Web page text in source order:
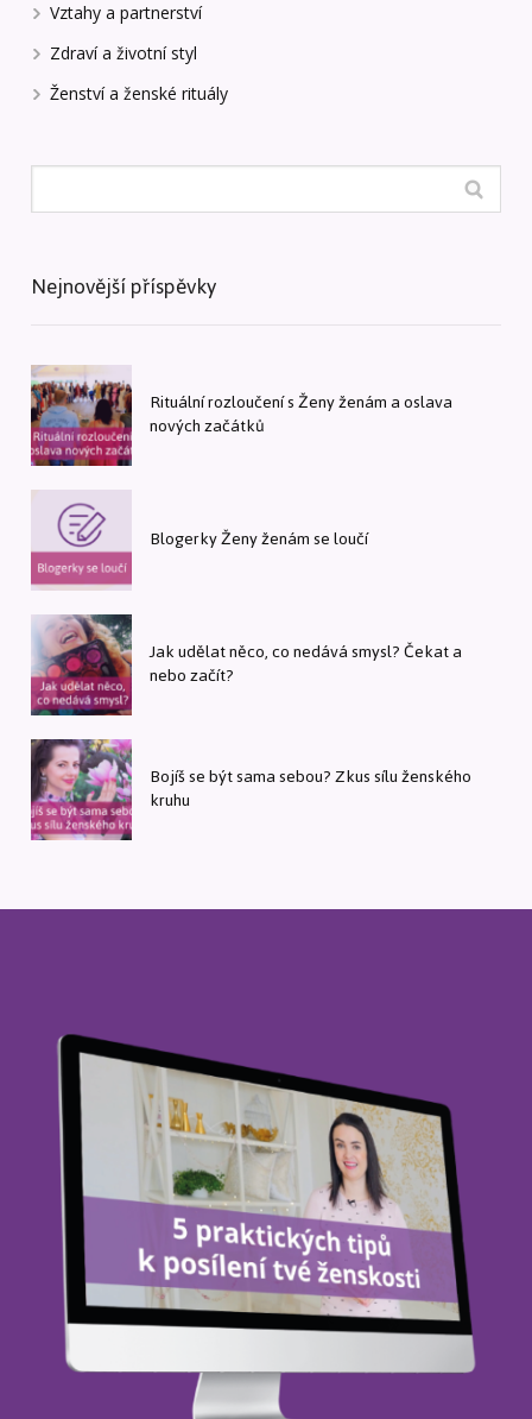
Vztahy a partnerství
Zdraví a životní styl
Ženství a ženské rituály
Nejnovější příspěvky
Rituální rozloučení s Ženy ženám a oslava
nových začátků
Blogerky Ženy ženám se loučí
Jak udělat něco, co nedává smysl? Čekat a
nebo začít?
Bojíš se být sama sebou? Zkus sílu ženského
kruhu